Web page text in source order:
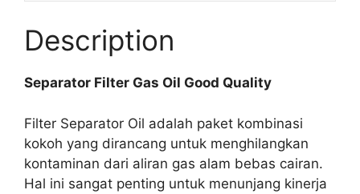
Description
Separator Filter Gas Oil Good Quality
Filter Separator Oil adalah paket kombinasi
kokoh yang dirancang untuk menghilangkan
kontaminan dari aliran gas alam bebas cairan.
Hal ini sangat penting untuk menunjang kinerja